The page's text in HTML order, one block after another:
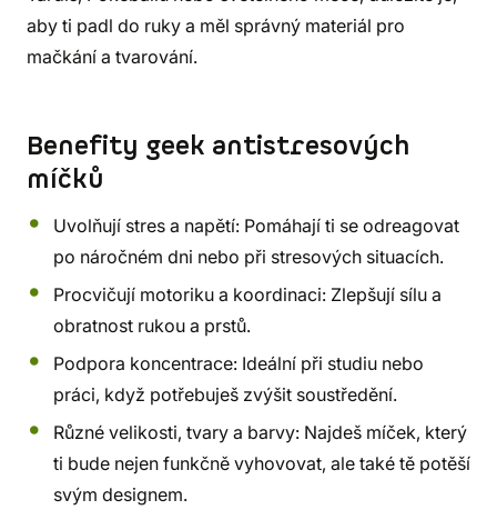
aby ti padl do ruky a měl správný materiál pro
mačkání a tvarování.
Benefity geek antistresových
míčků
Uvolňují stres a napětí: Pomáhají ti se odreagovat
po náročném dni nebo při stresových situacích.
Procvičují motoriku a koordinaci: Zlepšují sílu a
obratnost rukou a prstů.
Podpora koncentrace: Ideální při studiu nebo
práci, když potřebuješ zvýšit soustředění.
Různé velikosti, tvary a barvy: Najdeš míček, který
ti bude nejen funkčně vyhovovat, ale také tě potěší
svým designem.